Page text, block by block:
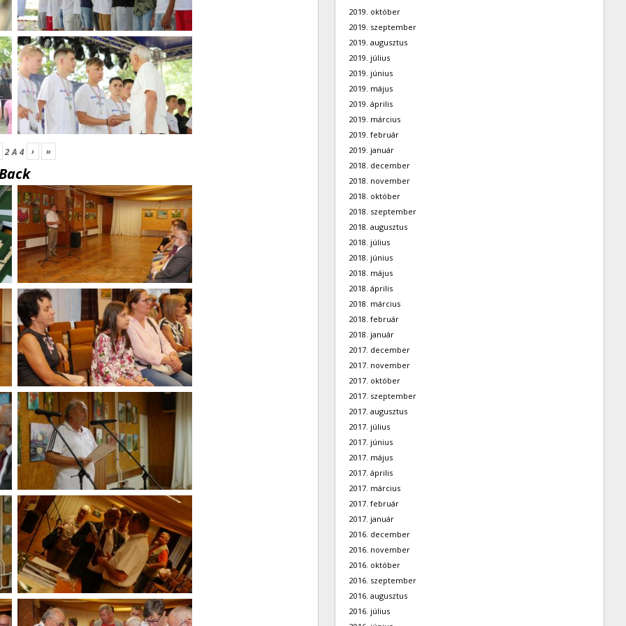
2A 4 › »
2019. október
2019. szeptember
2019. augusztus
2019. július
2019. június
2019. május
2019. április
2019. március
2019. február
2019. január
2018. december
2018. november
2018. október
2018. szeptember
2018. augusztus
2018. július
2018. június
2018. május
2018. április
2018. március
2018. február
2018. január
2017. december
2017. november
2017. október
2017. szeptember
2017. augusztus
2017. július
2017. június
2017. május
2017. április
2017. március
2017. február
2017. január
2016. december
2016. november
2016. október
2016. szeptember
2016. augusztus
2016. július